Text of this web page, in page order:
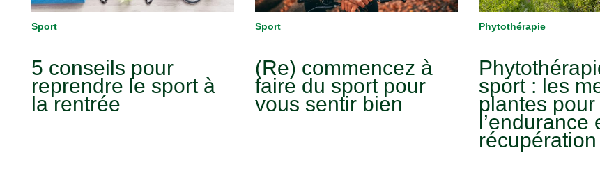
Sport
5 conseils pour
reprendre le sport à
la rentrée
Sport
(Re) commencez à
faire du sport pour
vous sentir bien
Phytothérapie
sport : les
plantes pour
l’endurance
récupération